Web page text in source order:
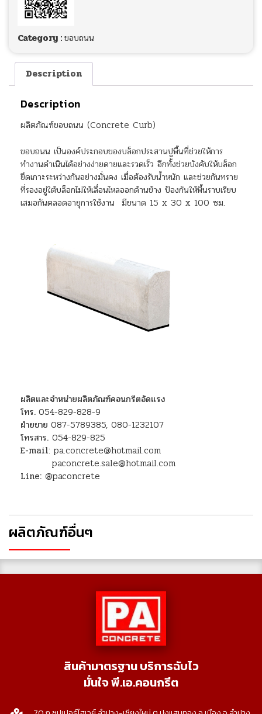
Category :ขอบถนน
Description
Description
ผลิตภัณฑ์ขอบถนน (Concrete Curb)
ขอบถนน เป็นองค์ประกอบของบล็อกประสานปูพื้นที่ช่วยให้การ
ทำงานดำเนินได้อย่างง่ายดายและรวดเร็ว อีกทั้งช่วยบังคับให้บล็อก
ยึดเกาะระหว่างกันอย่างมั่นคง เมื่อต้องรับน้ำหนัก และช่วยกันทราย
ที่รองอยู่ใต้บล็อกไม่ให้เลื่อนไหลออกด้านข้าง ป้องกันให้พื้นราบเรียบ
เสมอกันตลอดอายุการใช้งาน มีขนาด 15 x 30 x 100 ซม.
ผลิตและจำหน่ายผลิตภัณฑ์คอนกรีตอัดแรง
โทร. 054-829-828-9
ฝ่ายขาย 087-5789385, 080-1232107
โทรสาร. 054-829-825
E-mail: pa.concrete@hotmail.com
paconcrete.sale@hotmail.com
Line: @paconcrete
ผลิตภัณฑ์อื่นๆ
สินค้ามาตรฐาน บริการฉับไว
มั่นใจ พี.เอ.คอนกรีต